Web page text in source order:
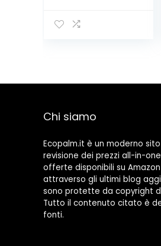
decorazione
patio del
Chi siamo
Ecopalm.it è un moderno
revisione dei prezzi all-in-
offerte disponibili su
attraverso gli ultimi blog
sono protette da copyright
Tutto il contenuto citato è
fonti.